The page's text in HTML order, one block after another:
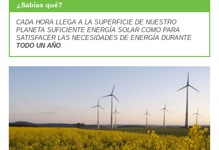
¿Sabías qué?
CADA HORA LLEGA A LA SUPERFICIE DE NUESTRO
PLANETA SUFICIENTE ENERGÍA SOLAR COMO PARA
SATISFACER LAS NECESIDADES DE ENERGÍA DURANTE
TODO UN AÑO.